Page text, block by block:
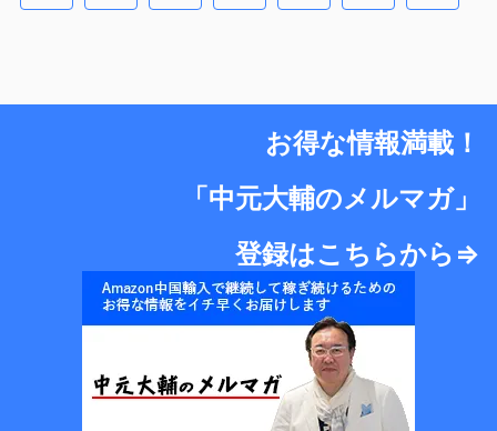
お得な情報満載！
「中元大輔のメルマガ」
登録はこちらから⇒